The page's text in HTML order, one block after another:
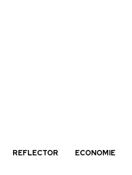
REFLECTOR ECONOMIE